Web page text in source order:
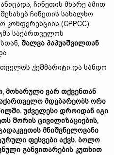
ჩინეთის მხარე ამით
ჩინეთის სახალხო
(CPPCC)
საქართველოს
შალვა პაპუაშვილთან
ჭეშმარიტი და სანდო
მოხარული ვარ თქვენთან
მდებარეობს ორი
უძველესი დროიდან იგი
შორის ცივილიზაციების,
მნიშვნელოვანი
ფესვები აქვს. ბოლო
განვითარების კუთხით